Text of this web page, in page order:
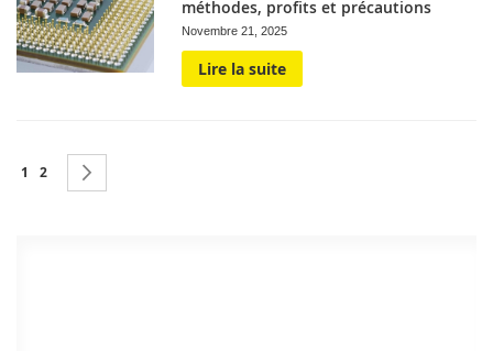
méthodes, profits et précautions
Novembre 21, 2025
Lire la suite
Page
Vous lisez actuellement la page
1 Page
2